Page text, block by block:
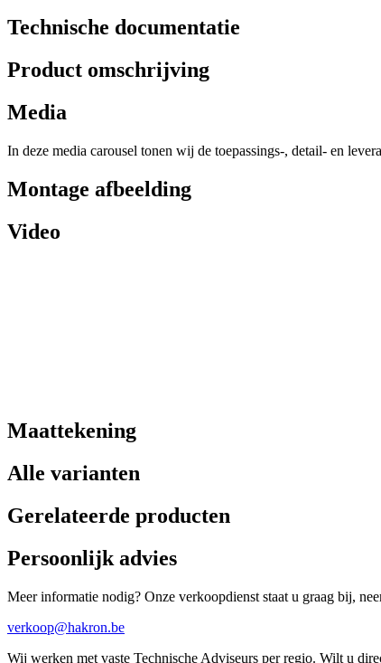
Technische documentatie
Product omschrijving
Media
In deze media carousel tonen wij de toepassings-, detail- en
Montage afbeelding
Video
Maattekening
Alle varianten
Gerelateerde producten
Persoonlijk advies
Meer informatie nodig? Onze verkoopdienst staat u graag bij,
verkoop@hakron.be
Wij werken met vaste Technische Adviseurs per regio. Wilt u